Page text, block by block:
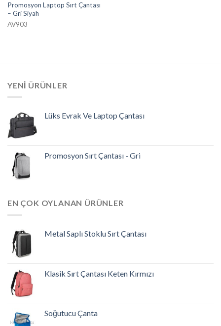
Promosyon Laptop Sırt Çantası
– Gri Siyah
AV903
YENI ÜRÜNLER
Lüks Evrak Ve Laptop Çantası
Promosyon Sırt Çantası - Gri
EN ÇOK OYLANAN ÜRÜNLER
Metal Saplı Stoklu Sırt Çantası
Klasik Sırt Çantası Keten Kırmızı
Soğutucu Çanta